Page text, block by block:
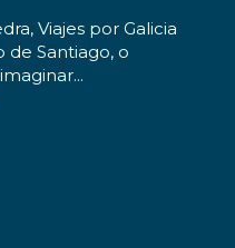
Viajes por Galicia
de Santiago, o